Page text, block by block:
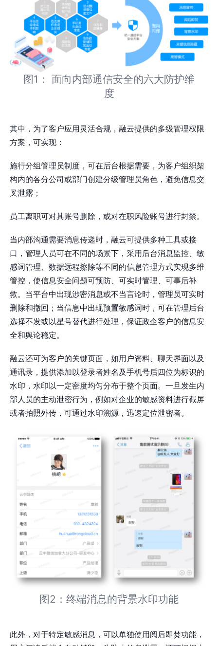
图1： 面向内部通信安全的六大防护维
度
其中，为了客户应用灵活合规，融云提供的多级管理权限
方案，可实现：
施行分组管理员制度，可在后台根据需要，为客户组织架
构内的各分公司或部门创建分级管理员角色，避免信息交
叉泄露；
员工离职可对其账号删除，或对在职风险账号进行封禁。
当内部沟通需要消息传递时，融云可提供多种工具或接
口，管理人员可在不同的场景下，采用后台消息监控、敏
感词管理、数据远程擦除等不同的信息管理方式实现多维
管控，使信息安全问题可预防、可实时管理、可事后补
救。当平台中出现涉密消息或不当言论时，管理员可实时
删除和撤回；当信息中出现预置敏感词时，可在管理后台
选择不发或以星号替代进行处理，保证政企客户的信息安
全和舆论稳定。
融云还可为客户的关键页面，如用户资料、聊天界面以及
通讯录，提供添加以登录者姓名及手机号后四位为标识的
水印，水印以一定密度均匀分布于整个页面。一旦发生内
部人员的主动泄密行为，例如对企业的敏感资料进行截屏
或者拍照外传，可通过水印溯源，迅速定位泄密者。
图2：终端消息的背景水印功能
此外，对于特定敏感消息，可以单独使用阅后即焚功能，